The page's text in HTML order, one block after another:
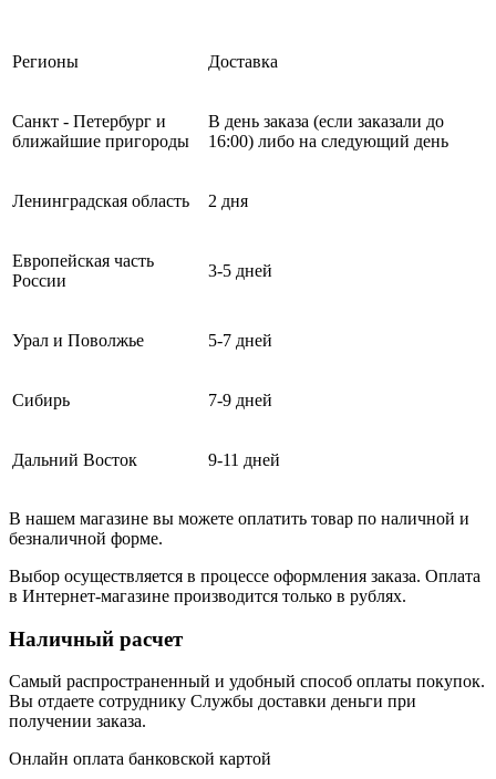
Регионы Доставка
Санкт - Петербург и
ближайшие пригороды
В день заказа (если заказали до
16:00) либо на следующий день
Ленинградская область 2 дня
Европейская часть
России
3-5 дней
Урал и Поволжье 5-7 дней
Сибирь 7-9 дней
Дальний Восток 9-11 дней
В нашем магазине вы можете оплатить товар по наличной и
безналичной форме.
Выбор осуществляется в процессе оформления заказа. Оплата
в Интернет-магазине производится только в рублях.
Наличный расчет
Самый распространенный и удобный способ оплаты покупок.
Вы отдаете сотруднику Службы доставки деньги при
получении заказа.
Онлайн оплата банковской картой